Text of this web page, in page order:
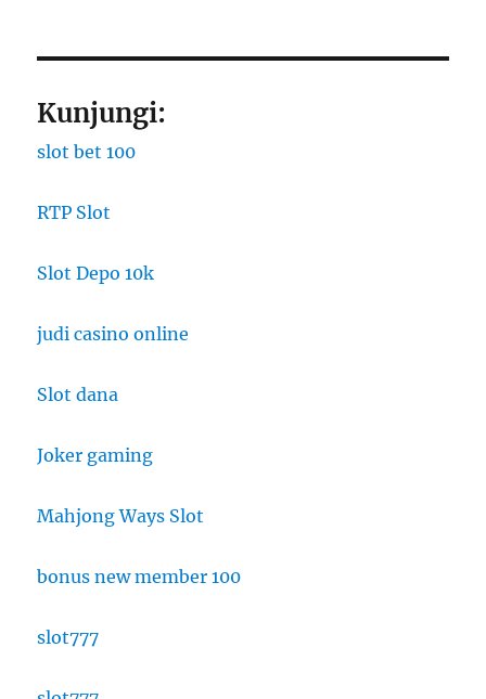
Kunjungi:
slot bet 100
RTP Slot
Slot Depo 10k
judi casino online
Slot dana
Joker gaming
Mahjong Ways Slot
bonus new member 100
slot777